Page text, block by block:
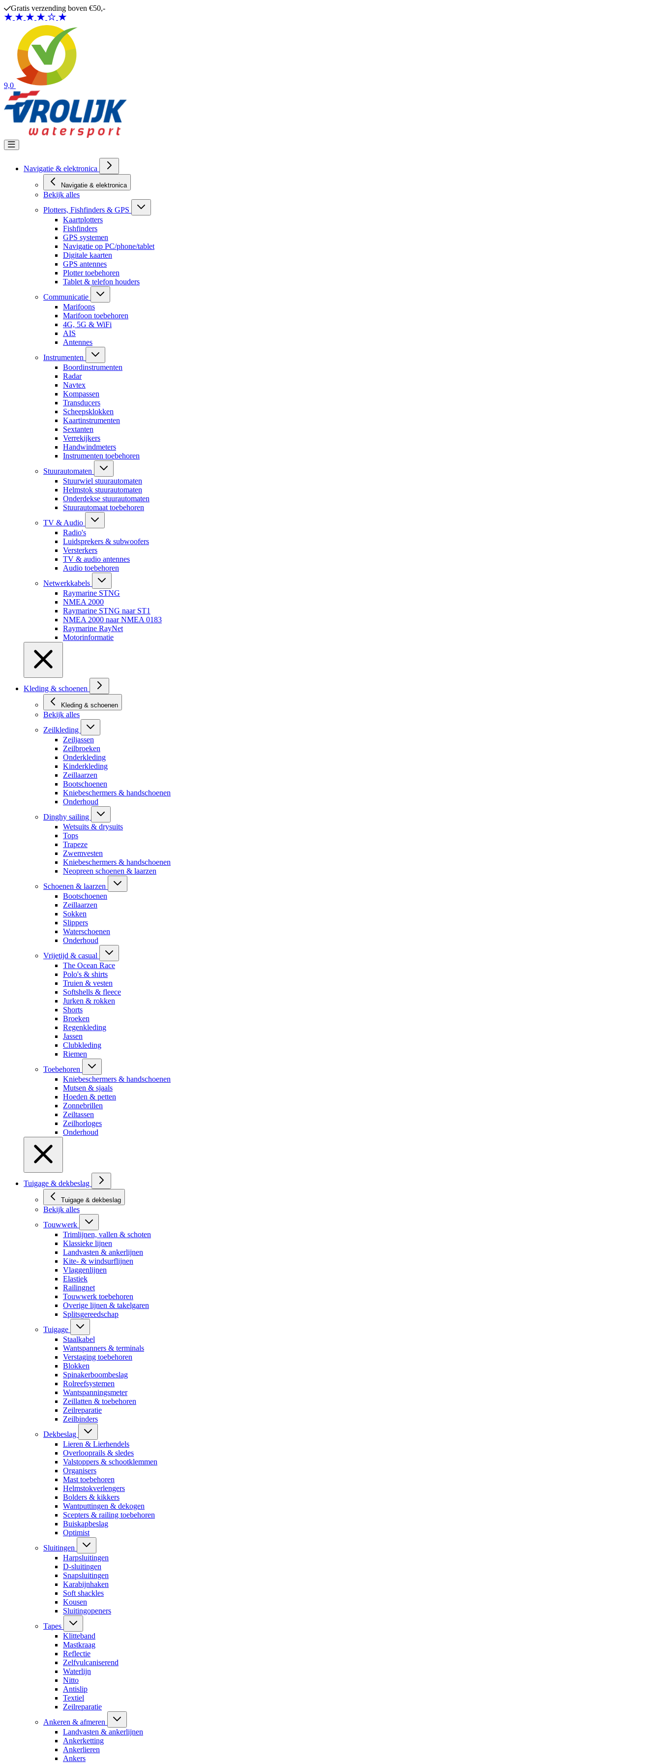
Ga naar de inhoud
Gratis verzending boven €50,-
9,0
Navigatie & elektronica
Navigatie & elektronica
Bekijk alles
Plotters, Fishfinders & GPS
Kaartplotters
Fishfinders
GPS systemen
Navigatie op PC/phone/tablet
Digitale kaarten
GPS antennes
Plotter toebehoren
Tablet & telefon houders
Communicatie
Marifoons
Marifoon toebehoren
4G, 5G & WiFi
AIS
Antennes
Instrumenten
Boordinstrumenten
Radar
Navtex
Kompassen
Transducers
Scheepsklokken
Kaartinstrumenten
Sextanten
Verrekijkers
Handwindmeters
Instrumenten toebehoren
Stuurautomaten
Stuurwiel stuurautomaten
Helmstok stuurautomaten
Onderdekse stuurautomaten
Stuurautomaat toebehoren
TV & Audio
Radio's
Luidsprekers & subwoofers
Versterkers
TV & audio antennes
Audio toebehoren
Netwerkkabels
Raymarine STNG
NMEA 2000
Raymarine STNG naar ST1
NMEA 2000 naar NMEA 0183
Raymarine RayNet
Motorinformatie
Kleding & schoenen
Kleding & schoenen
Bekijk alles
Zeilkleding
Zeiljassen
Zeilbroeken
Onderkleding
Kinderkleding
Zeillaarzen
Bootschoenen
Kniebeschermers & handschoenen
Onderhoud
Dinghy sailing
Wetsuits & drysuits
Tops
Trapeze
Zwemvesten
Kniebeschermers & handschoenen
Neopreen schoenen & laarzen
Schoenen & laarzen
Bootschoenen
Zeillaarzen
Sokken
Slippers
Waterschoenen
Onderhoud
Vrijetijd & casual
The Ocean Race
Polo's & shirts
Truien & vesten
Softshells & fleece
Jurken & rokken
Shorts
Broeken
Regenkleding
Jassen
Clubkleding
Riemen
Toebehoren
Kniebeschermers & handschoenen
Mutsen & sjaals
Hoeden & petten
Zonnebrillen
Zeiltassen
Zeilhorloges
Onderhoud
Tuigage & dekbeslag
Tuigage & dekbeslag
Bekijk alles
Touwwerk
Trimlijnen, vallen & schoten
Klassieke lijnen
Landvasten & ankerlijnen
Kite- & windsurflijnen
Vlaggenlijnen
Elastiek
Railingnet
Touwwerk toebehoren
Overige lijnen & takelgaren
Splitsgereedschap
Tuigage
Staalkabel
Wantspanners & terminals
Verstaging toebehoren
Blokken
Spinakerboombeslag
Rolreefsystemen
Wantspanningsmeter
Zeillatten & toebehoren
Zeilreparatie
Zeilbinders
Dekbeslag
Lieren & Lierhendels
Overlooprails & sledes
Valstoppers & schootklemmen
Organisers
Mast toebehoren
Helmstokverlengers
Bolders & kikkers
Wantputtingen & dekogen
Scepters & railing toebehoren
Buiskapbeslag
Optimist
Sluitingen
Harpsluitingen
D-sluitingen
Snapsluitingen
Karabijnhaken
Soft shackles
Kousen
Sluitingopeners
Tapes
Klitteband
Mastkraag
Reflectie
Zelfvulcaniserend
Waterlijn
Nitto
Antislip
Textiel
Zeilreparatie
Ankeren & afmeren
Landvasten & ankerlijnen
Ankerketting
Ankerlieren
Ankers